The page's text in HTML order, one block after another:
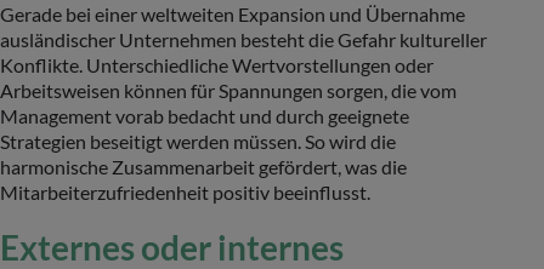
Gerade bei einer weltweiten Expansion und Übernahme
ausländischer Unternehmen besteht die Gefahr kultureller
Konflikte. Unterschiedliche Wertvorstellungen oder
Arbeitsweisen können für Spannungen sorgen, die vom
Management vorab bedacht und durch geeignete
Strategien beseitigt werden müssen. So wird die
harmonische Zusammenarbeit gefördert, was die
Mitarbeiterzufriedenheit positiv beeinflusst.
Externes oder internes